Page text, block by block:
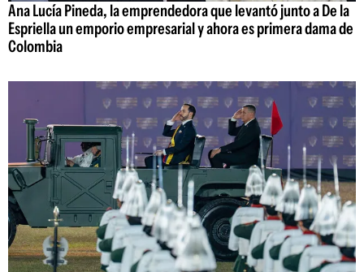
Ana Lucía Pineda, la emprendedora que levantó junto a De la
Espriella un emporio empresarial y ahora es primera dama de
Colombia